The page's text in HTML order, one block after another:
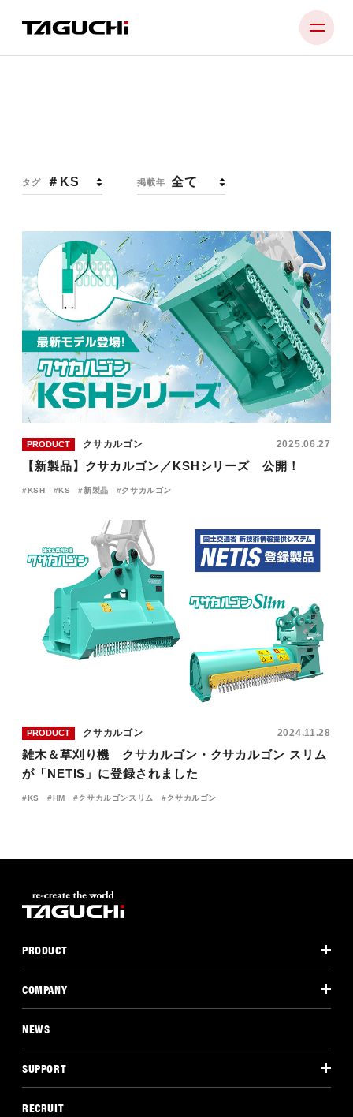
NEWS
RECRUIT
CONTACT
JP EN
タグ 掲載年
PRODUCT クサカルゴン 2025.06.27
【新製品】クサカルゴン／KSHシリーズ 公開！
KSH KS 新製品 クサカルゴン
PRODUCT クサカルゴン 2024.11.28
雑木＆草刈り機 クサカルゴン・クサカルゴン スリム
が「NETIS」に登録されました
KS HM クサカルゴンスリム クサカルゴン
PRODUCT
COMPANY
NEWS
SUPPORT
RECRUIT